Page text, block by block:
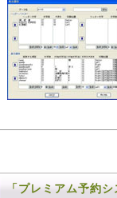
「プレミアム予約